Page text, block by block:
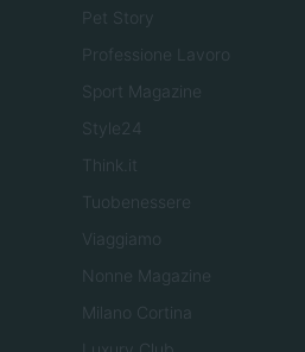
Pet Story
Professione Lavoro
Sport Magazine
Style24
Think.it
Tuobenessere
Viaggiamo
Nonne Magazine
Milano Cortina